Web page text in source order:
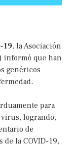
19, la Asociación
informó que han
genéricos
para
logrando,
de
de la COVID-19,